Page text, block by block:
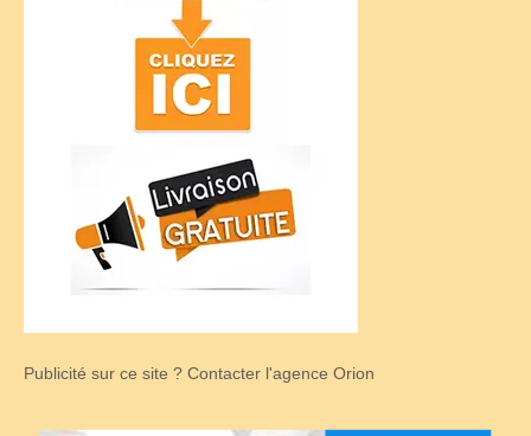
Publicité sur ce site ? Contacter l'agence Orion